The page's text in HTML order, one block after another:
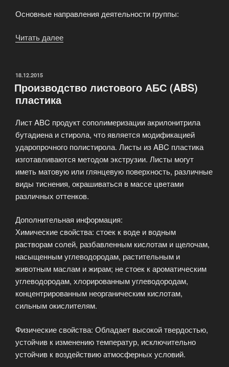
Основные направления деятельности группы:
Читать далее
ОПУБЛИКОВАНО
18.12.2015
Производство листового АБС (ABS)
пластика
Лист ABC продукт сополимеризации акрилонитрила
бутадиена и стирола, что является модификацией
ударопрочного полистирола. Листы из ABC пластика
изготавливаются методом экструзии. Листы могут
иметь матовую или глянцевую поверхность, различные
виды тиснения, окрашиваться в массе цветами
различных оттенков.
Дополнительная информация:
Химические свойства: стоек к воде и водным
растворам солей, разбавленным кислотам и щелочам,
насыщенным углеводородам, растительным и
животным маслам и жирам; не стоек к ароматическим
углеводородам, хлорированным углеводородам,
концентрированным неорганическим кислотам,
сильным окислителям.
Физические свойства: Обладает высокой твердостью,
устойчив к изменению температур, исключительно
устойчив к воздействию атмосферных условий.